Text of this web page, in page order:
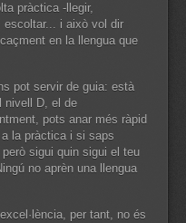
pràctica -llegir,
escoltar... i això vol dir
en la llengua que
pot servir de guia: està
nivell D, el de
pots anar més ràpid
la pràctica i si saps
sigui quin sigui el teu
no aprèn una llengua
per tant, no és